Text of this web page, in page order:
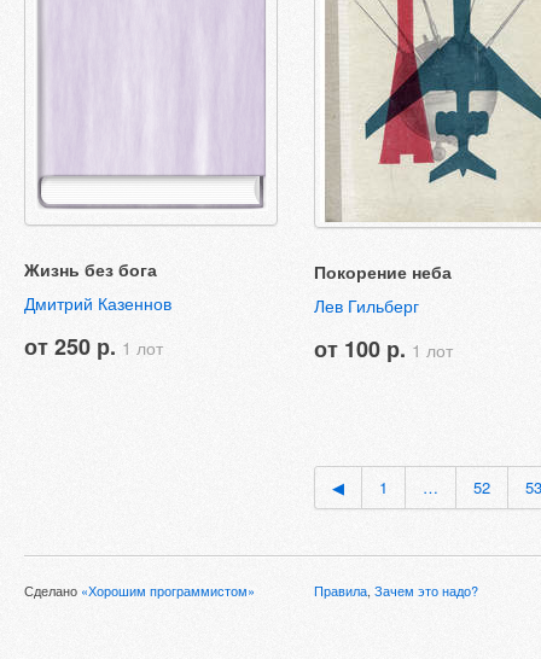
Жизнь без бога
Дмитрий Казеннов
от 250 р. 1 лот
Покорение неба
Лев Гильберг
от 100 р. 1 лот
◀ 1 … 52 53
Сделано «Хорошим программистом» Правила, Зачем это надо?